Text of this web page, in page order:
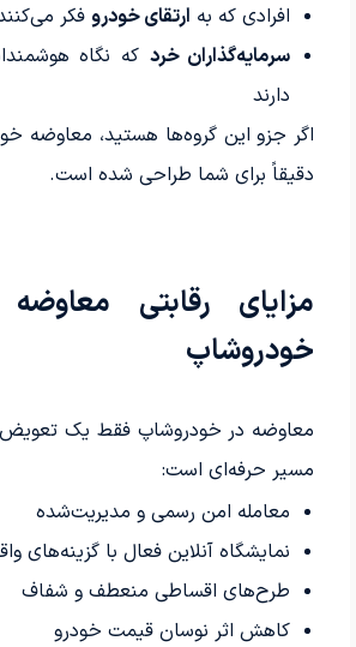
افرادی که به ارتقای خودروفکر
سرمایه‌گذاران خرد که نگاه
دارند
اگر جزو این گروه‌ها هستید، معاوضه
دقیقاً برای شما طراحی شده است.
مزایای رقابتی
خودروشاپ
معاوضه در خودروشاپ فقط یک
مسیر حرفه‌ای است:
معامله امن رسمی و مدیریت‌شده
نمایشگاه آنلاین فعال با گزینه‌های
طرح‌های اقساطی منعطف و شفاف
کاهش اثر نوسان قیمت خودرو